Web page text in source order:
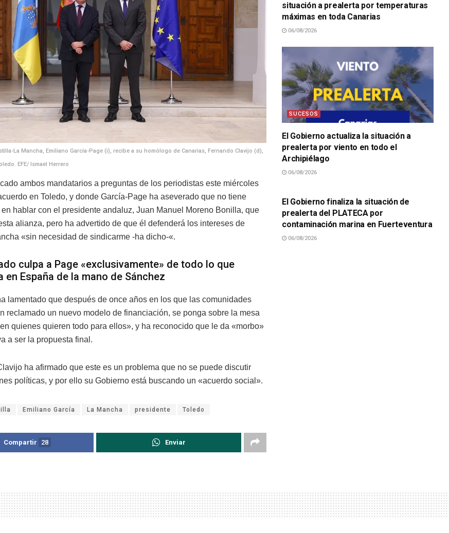
La Mancha, Emiliano García-Page (i), recibe a su homólogo de Canarias, Fernando Clavijo (d),
EFE/ Ismael Herrero
ambos mandatarios a preguntas de los periodistas este miércoles
en Toledo, y donde García-Page ha aseverado que no tiene
hablar con el presidente andaluz, Juan Manuel Moreno Bonilla, que
alianza, pero ha advertido de que él defenderá los intereses de
«sin necesidad de sindicarme -ha dicho-«.
culpa a Page «exclusivamente» de todo lo que
en España de la mano de Sánchez
lamentado que después de once años en los que las comunidades
reclamado un nuevo modelo de financiación, se ponga sobre la mesa
quienes quieren todo para ellos», y ha reconocido que le da «morbo»
a ser la propuesta final.
ha afirmado que este es un problema que no se puede discutir
políticas, y por ello su Gobierno está buscando un «acuerdo social».
Emiliano García La Mancha presidente Toledo
Compartir 28 Enviar
situación a prealerta por temperaturas
máximas en toda Canarias
06/08/2026
SUCESOS
El Gobierno actualiza la situación a
prealerta por viento en todo el
Archipiélago
06/08/2026
El Gobierno finaliza la situación de
prealerta del PLATECA por
contaminación marina en Fuerteventura
06/08/2026